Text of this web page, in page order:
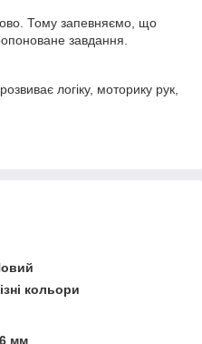
Тому запевняємо, що
завдання.
логіку, моторику рук,
кольори
мм